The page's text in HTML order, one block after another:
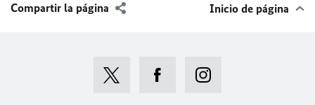
Compartir la página Inicio de página